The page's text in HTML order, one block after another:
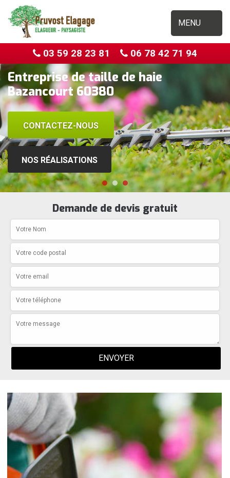
MENU
03 59 28 23 81 06 78 42 71 94
Entreprise de taille de haie
Bazancourt 60380
CONTACTEZ-NOUS
NOS RÉALISATIONS
Demande de devis gratuit